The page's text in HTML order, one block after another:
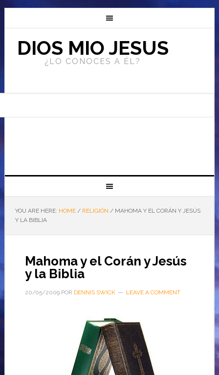
DIOS MIO JESUS
¿LO CONOCES A ÉL?
YOU ARE HERE: HOME / RELIGIÓN /MAHOMA Y EL CORÁN Y JESÚS
Y LA BIBLIA
Mahoma y el Corán y Jesús
y la Biblia
20/05/2009POR DENNIS SWICK LEAVE A COMMENT